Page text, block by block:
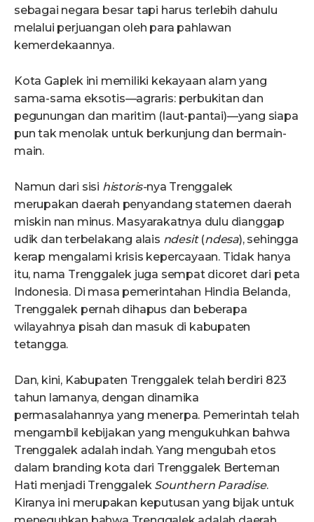
sebagai negara besar tapi harus terlebih dahulu
melalui perjuangan oleh para pahlawan
kemerdekaannya.
Kota Gaplek ini memiliki kekayaan alam yang
sama-sama eksotis—agraris: perbukitan dan
pegunungan dan maritim (laut-pantai)—yang siapa
pun tak menolak untuk berkunjung dan bermain-
main.
Namun dari sisi historis-nya Trenggalek
merupakan daerah penyandang statemen daerah
miskin nan minus. Masyarakatnya dulu dianggap
udik dan terbelakang alais ndesit(ndesa), sehingga
kerap mengalami krisis kepercayaan. Tidak hanya
itu, nama Trenggalek juga sempat dicoret dari peta
Indonesia. Di masa pemerintahan Hindia Belanda,
Trenggalek pernah dihapus dan beberapa
wilayahnya pisah dan masuk di kabupaten
tetangga.
Dan, kini, Kabupaten Trenggalek telah berdiri 823
tahun lamanya, dengan dinamika
permasalahannya yang menerpa. Pemerintah telah
mengambil kebijakan yang mengukuhkan bahwa
Trenggalek adalah indah. Yang mengubah etos
dalam branding kota dari Trenggalek Berteman
Hati menjadi Trenggalek Sounthern Paradise.
Kiranya ini merupakan keputusan yang bijak untuk